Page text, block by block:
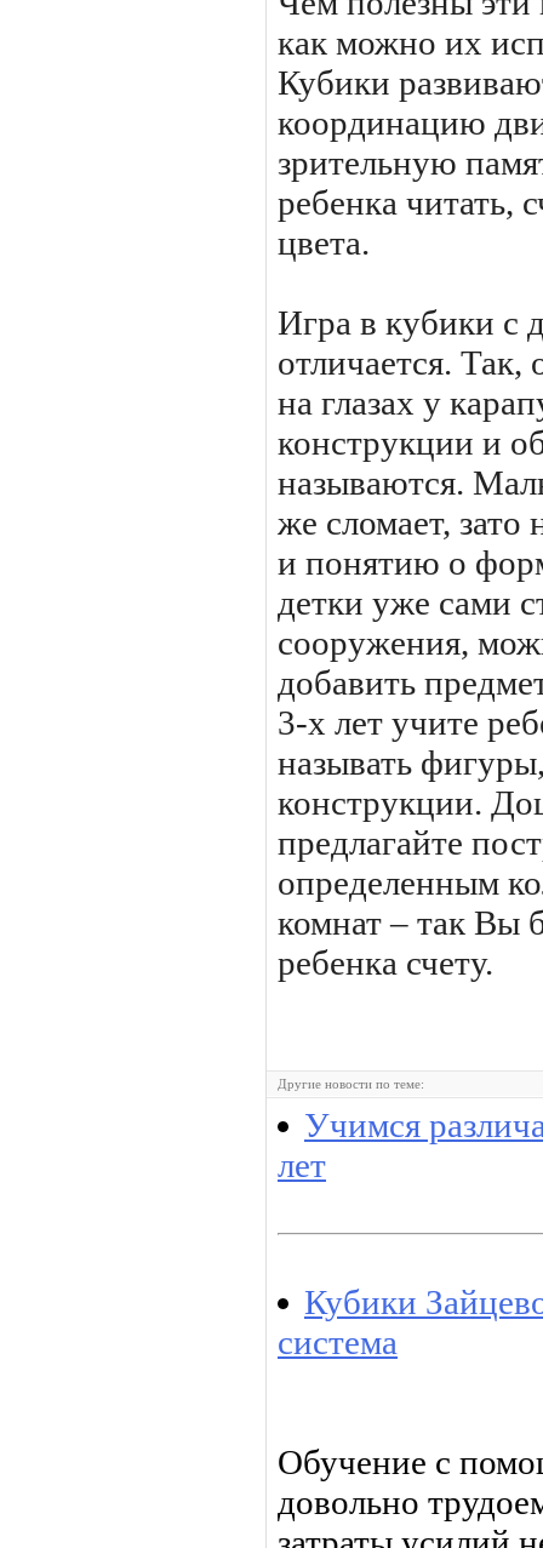
как можно их
Кубики
координацию
зрительную
ребенка читать,
цвета.
Игра в кубики с
отличается. Так,
на глазах у
конструкции и
называются.
же сломает,
и понятию о
детки уже сами
сооружения,
добавить
3-х лет учите
называть
конструкции.
предлагайте
определенным
комнат – так Вы
ребенка счету.
Другие новости по теме:
Учимся
лет
Кубики
система
Обучение с
довольно